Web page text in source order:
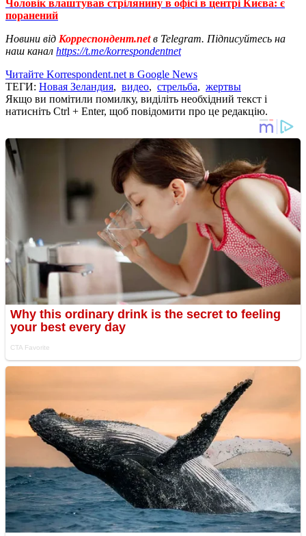
Чоловік влаштував стрілянину в офісі в центрі Києва: є
поранений
Новини від Корреспондент.netв Telegram. Підписуйтесь на
наш канал https://t.me/korrespondentnet
Читайте Korrespondent.net в Google News
ТЕГИ: Новая Зеландия, видео, стрельба, жертвы
Якщо ви помітили помилку, виділіть необхідний текст і
натисніть Ctrl + Enter, щоб повідомити про це редакцію.